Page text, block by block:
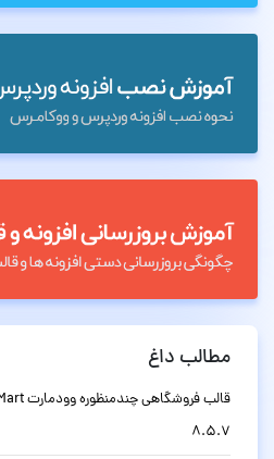
مطالب داغ
8.5.7